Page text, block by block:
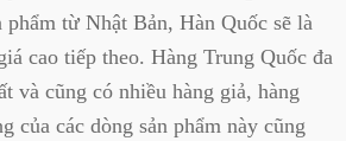
phẩm từ Nhật Bản, Hàn Quốc sẽ là
cao tiếp theo. Hàng Trung Quốc đa
và cũng có nhiều hàng giả, hàng
của các dòng sản phẩm này cũng